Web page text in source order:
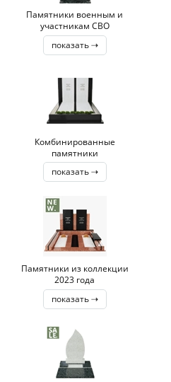
Памятники военным и
участникам СВО
показать ⇢
Комбинированные
памятники
показать ⇢
Памятники из коллекции
2023 года
показать ⇢